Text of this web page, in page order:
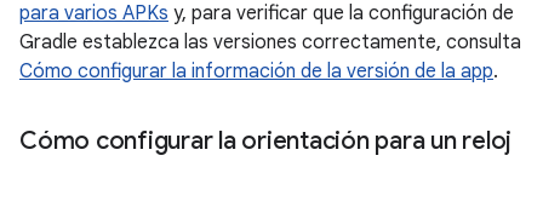
para varios APKs y, para verificar que la configuración de
Gradle establezca las versiones correctamente, consulta
Cómo configurar la información de la versión de la app.
Cómo configurar la orientación para un reloj